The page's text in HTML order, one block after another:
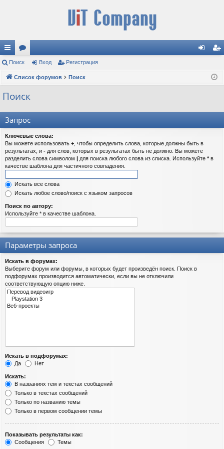
с
ы
лк
ор
ум ис
Поиск Вход Регистрация
Список форумов Поиск
Поиск
Запрос
Ключевые слова:
Вы можете использовать + , чтобы определить слова, которые должны быть в
результатах, и - для слов, которых в результатах быть не должно. Вы можете
разделить слова символом | для поиска любого слова из списка. Используйте *в
качестве шаблона для частичного совпадения.
Искать все слова
Искать любое слово/поиск с языком запросов
Поиск по автору:
Используйте * в качестве шаблона.
Параметры запроса
Искать в форумах:
Выберите форум или форумы, в которых будет произведён поиск. Поиск в
подфорумах производится автоматически, если вы не отключили
соответствующую опцию ниже.
Искать в подфорумах:
Да
Нет
Искать:
В названиях тем и текстах сообщений
Только в текстах сообщений
Только по названию темы
Только в первом сообщении темы
Показывать результаты как:
Сообщения
Темы